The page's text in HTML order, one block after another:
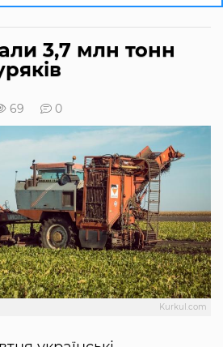
3,7 млн тонн
69 0
Kurkul.com